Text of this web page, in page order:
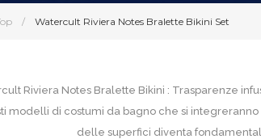
/ Watercult Riviera Notes Bralette Bikini Set
Riviera Notes Bralette Bikini : Trasparenze
modelli di costumi da bagno che si
delle superfici diventa